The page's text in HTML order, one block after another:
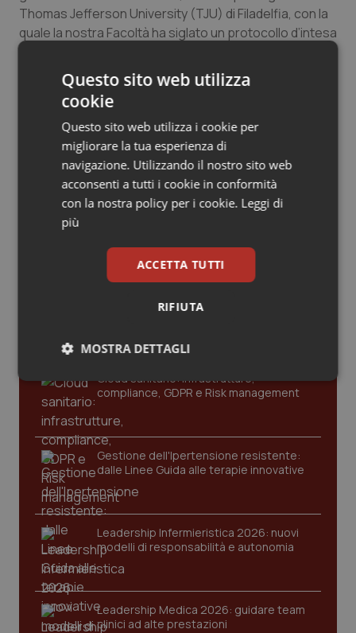
Veneto
Oncoematologia
Oncologia & Nutrizione
Psoriasi & pelle
Quotidiano Cardiologia
Quotidiano Chirurgia
Quotidiano Oncologia
Sangue & coagulazione
Tiroide
Tumore al seno
Tumore ovarico
Tumori del Polmone & Testa Collo
Tumori gastrointestinali
Thomas Jefferson University (TJU) di Filadelfia, con la
quale la nostra Facoltà ha siglato un protocollo d’intesa
Due statunitensi e uno canadese i migliori tre
ospedali al mondo. Il primo italiano è il Gemelli di
Roma che si piazza al 35° posto tra i 250 più
performanti secondo la classifica di Newsweek
28 Febbraio 2024
© Riproduzione riservata
Gold
Cloud sanitario: infrastrutture,
compliance, GDPR e Risk management
Gestione dell'Ipertensione resistente:
dalle Linee Guida alle terapie innovative
Leadership Infermieristica 2026: nuovi
modelli di responsabilità e autonomia
Leadership Medica 2026: guidare team
clinici ad alte prestazioni
Questo sito web utilizza
cookie
Questo sito web utilizza i cookie per
migliorare la tua esperienza di
navigazione. Utilizzando il nostro sito web
acconsenti a tutti i cookie in conformità
con la nostra policy per i cookie. Leggi di
più
ACCETTA TUTTI
RIFIUTA
MOSTRA DETTAGLI
Necessari Statistici Marketing
Necessari
sito web abilitandone funzionalità di base quali la
navigazione sulle pagine e l'accesso alle aree
protette del sito. Il sito web non è in grado di
funzionare correttamente senza questi cookie.
Nome
VISITOR_PRIVACY_METADATA
YouTube